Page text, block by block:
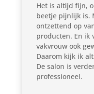
Het is altijd fijn,
beetje pijnlijk is.
ontzettend op
producten. En ik
vakvrouw ook
Daarom kijk ik
De salon is
professioneel.